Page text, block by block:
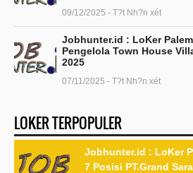
09/12/2025 - T?t Nh?n xét
Jobhunter.id : LoKer
Pengelola Town House
2025
07/11/2025 - T?t Nh?n xét
LOKER TERPOPULER
Jobhunter.id : LoKer
7 Posisi PT.Grand